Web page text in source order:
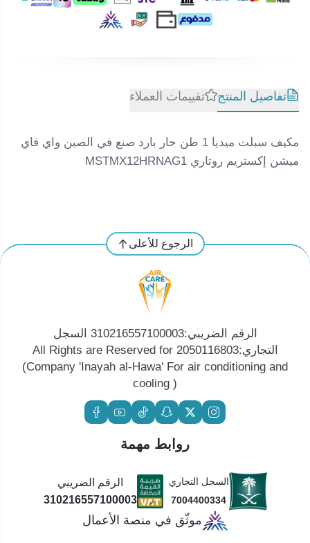
تفاصيل المنتج تقييمات العملاء
مكيف سبلت ميديا 1 طن حار بارد صنع في الصين واي فاي
ميشن إكستريم روتاري MSTMX12HRNAG1
الرجوع للأعلى
الرقم الضريبي:310216557100003 السجل
التجاري:2050116803 All Rights are Reserved for
(Company 'Inayah al-Hawa' For air conditioning and
cooling )
روابط مهمة
السجل التجاري
7004400334
الرقم الضريبي
310216557100003
موثّق في منصة الأعمال